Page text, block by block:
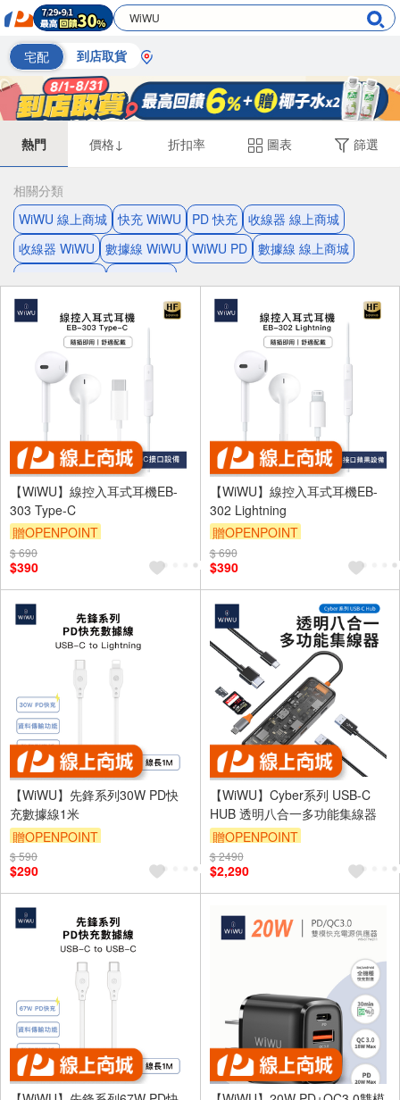
宅配 到店取貨
熱門 價格↓ 折扣率 圖表 篩選
相關分類
WiWU 線上商城 快充 WiWU PD 快充 收線器 線上商城
收線器 WiWU
數據線 WiWU WiWU PD 數據線 線上商城
【WiWU】線控入耳式耳機EB-
303 Type-C
贈OPENPOINT
$ 690
$390
【WiWU】線控入耳式耳機EB-
302 Lightning
贈OPENPOINT
$ 690
$390
【WiWU】先鋒系列30W PD快
充數據線1米
贈OPENPOINT
$ 590
$290
【WiWU】Cyber系列 USB-C
HUB 透明八合一多功能集線器
贈OPENPOINT
$ 2490
$2,290